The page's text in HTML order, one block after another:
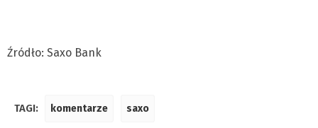
Źródło: Saxo Bank
TAGI: komentarze saxo